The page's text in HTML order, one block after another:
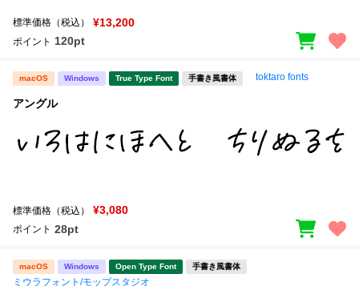
標準価格（税込） ¥13,200
ポイント 120pt
macOS Windows True Type Font 手書き風書体 toktaro fonts
アングル
標準価格（税込） ¥3,080
ポイント 28pt
macOS Windows Open Type Font 手書き風書体
ミウラフォント/モップスタジオ